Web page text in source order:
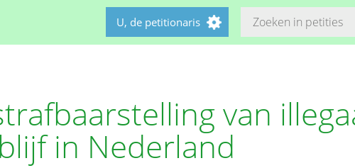
U, de petitionaris
van
in Nederland